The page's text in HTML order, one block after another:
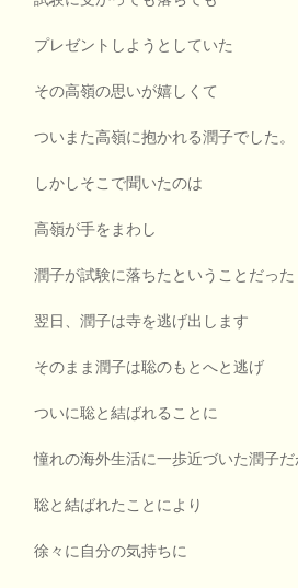
プレゼントしようとしていた
その高嶺の思いが嬉しくて
ついまた高嶺に抱かれる潤子でした。
しかしそこで聞いたのは
高嶺が手をまわし
潤子が試験に落ちたということだった
翌日、潤子は寺を逃げ出します
そのまま潤子は聡のもとへと逃げ
ついに聡と結ばれることに
憧れの海外生活に一歩近づいた潤子だ
聡と結ばれたことにより
徐々に自分の気持ちに